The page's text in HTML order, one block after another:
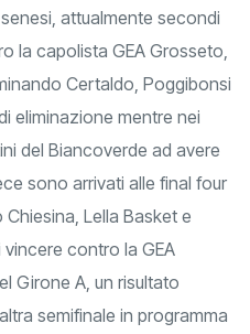
attualmente secondi
la capolista GEA Grosseto,
Certaldo, Poggibonsi
eliminazione mentre nei
del Biancoverde ad avere
sono arrivati alle final four
Lella Basket e
contro la GEA
Girone A, un risultato
semifinale in programma